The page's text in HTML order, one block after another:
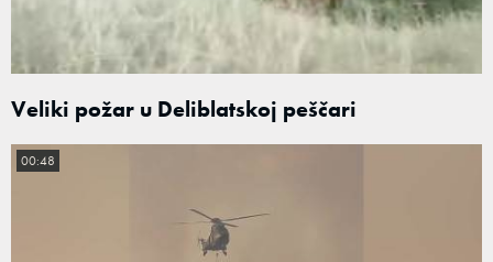
Veliki požar u Deliblatskoj peščari
00:48